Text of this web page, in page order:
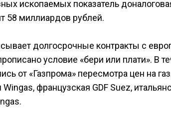
ископаемых показатель
58 миллиардов рублей.
долгосрочные контракты с
условие «бери или плати». В
от «Газпрома» пересмотра цен на
французская GDF Suez,